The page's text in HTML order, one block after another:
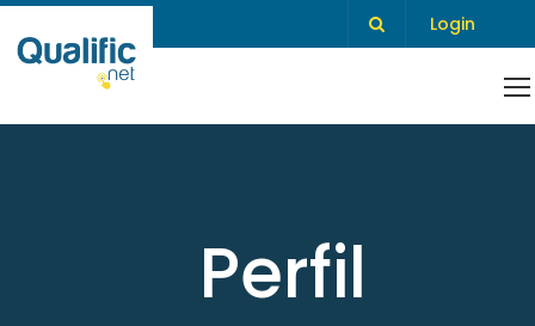
Login
Perfil